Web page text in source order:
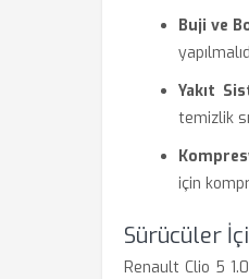
Buji ve
Yakıt
temizlik
için
Sürücüler
Renault Clio 5